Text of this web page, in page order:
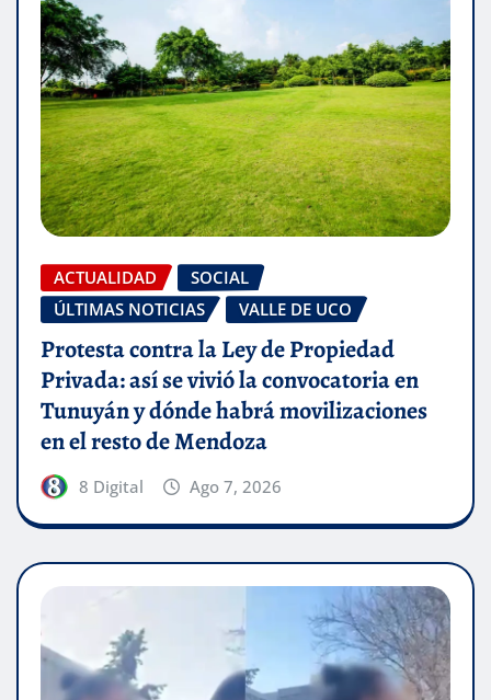
ACTUALIDAD
SOCIAL
ÚLTIMAS NOTICIAS
VALLE DE UCO
Protesta contra la Ley de Propiedad
Privada: así se vivió la convocatoria en
Tunuyán y dónde habrá movilizaciones
en el resto de Mendoza
8 Digital Ago 7, 2026